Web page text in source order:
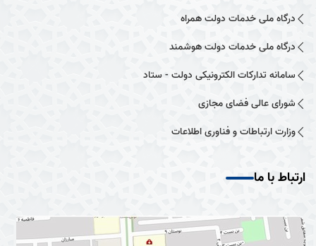
درگاه ملی خدمات دولت همراه
درگاه ملی خدمات دولت هوشمند
سامانه تدارکات الکترونیکی دولت - ستاد
شورای عالی فضای مجازی
وزارت ارتباطات و فناوری اطلاعات
ارتباط با ما